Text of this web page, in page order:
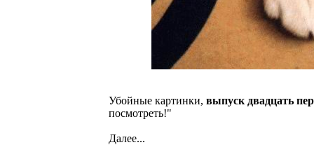
Убойные картинки, выпуск двадцать
посмотреть!"
Далее...